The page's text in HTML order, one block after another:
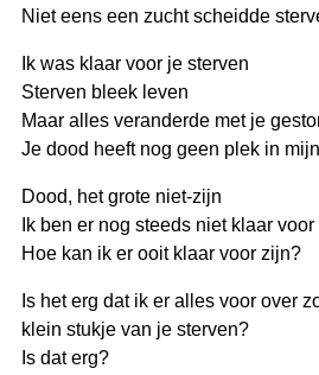
Niet eens een zucht scheidde
Ik was klaar voor je sterven
Sterven bleek leven
Maar alles veranderde met je
Je dood heeft nog geen plek in
Dood, het grote niet-zijn
Ik ben er nog steeds niet klaar voor
Hoe kan ik er ooit klaar voor zijn?
Is het erg dat ik er alles voor over
klein stukje van je sterven?
Is dat erg?